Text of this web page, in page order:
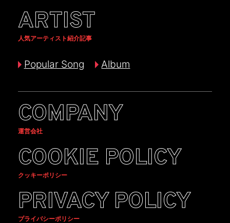
ARTIST
人気アーティスト紹介記事
Popular Song Album
COMPANY
運営会社
COOKIE POLICY
クッキーポリシー
PRIVACY POLICY
プライバシーポリシー